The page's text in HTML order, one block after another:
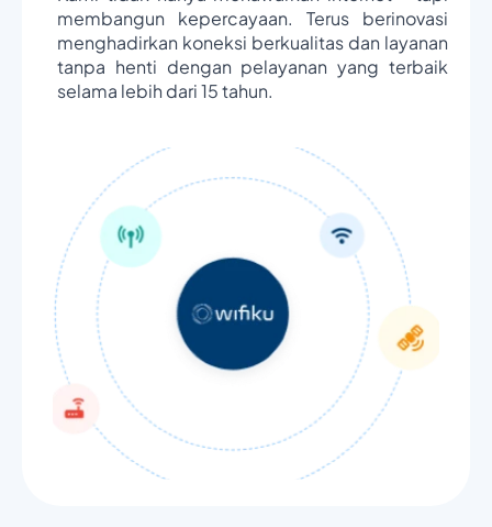
membangun kepercayaan. Terus berinovasi
menghadirkan koneksi berkualitas dan layanan
tanpa henti dengan pelayanan yang terbaik
selama lebih dari 15 tahun.